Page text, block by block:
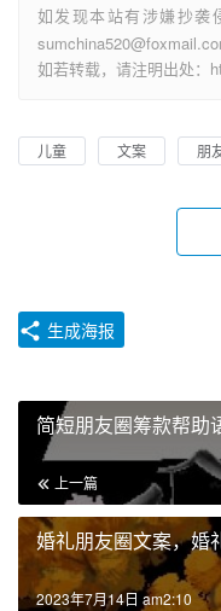
如发现本站有涉嫌抄袭
如若转载，请注明出处：
儿童 文案 朋
生成海报
简短朋友圈筹款帮助
上一篇
婚礼朋友圈文案，婚
2023年7月14日 am2:10